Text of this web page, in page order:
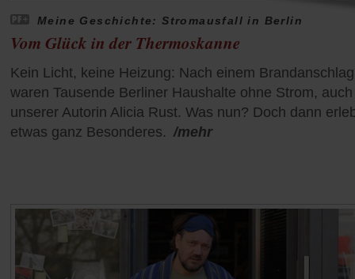
Meine Geschichte: Stromausfall in Berlin
Vom Glück in der Thermoskanne
Kein Licht, keine Heizung: Nach einem Brandanschlag
waren Tausende Berliner Haushalte ohne Strom,
unserer Autorin Alicia Rust. Was nun? Doch dann
etwas ganz Besonderes. /mehr